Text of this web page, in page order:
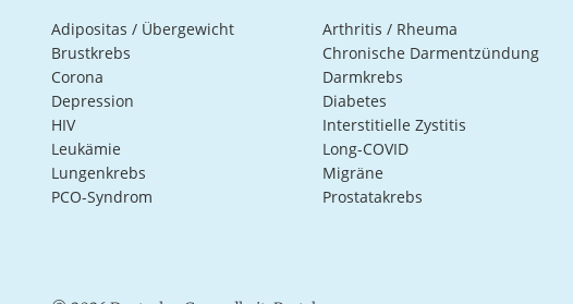
Adipositas / Übergewicht Arthritis / Rheuma
Brustkrebs
Chronische Darmentzündung
Corona
Darmkrebs
Depression
Diabetes
HIV
Interstitielle Zystitis
Leukämie
Long-COVID
Lungenkrebs
Migräne
PCO-Syndrom
Prostatakrebs